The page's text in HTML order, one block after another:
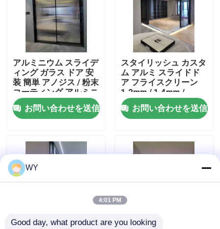
ビデオ
私達について
工場旅行
品質管理
引用を要求しなさい
アルミの二重窓
アルミニウム スライデ
ィング ガラス ドア 安
装 簡単 アノジス / 粉末
コーティング アルミニ
ウム ドア
お問い合わせを送信
スタイリッシュ カスタ
ム アルミ スライドド
ア フライスクリーン
1.2mm / 1.4mm /
2.0mm / 2.5mm
お問い合わせを送信
WY
4:01 PM
Good day, what product are you looking